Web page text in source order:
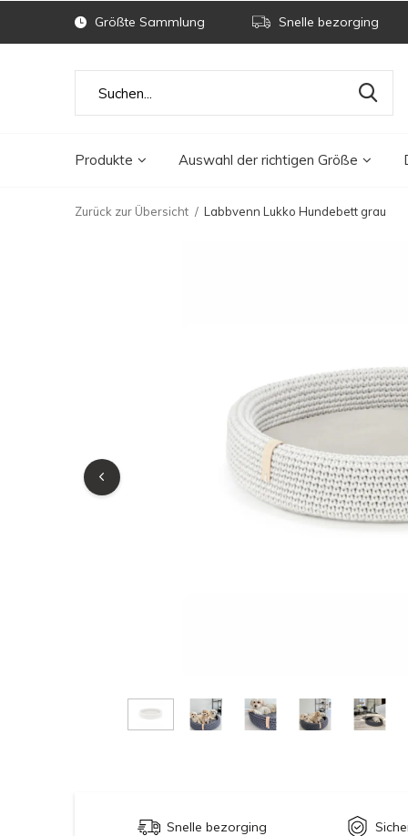
Produkte Auswahl der richtigen Größe
Größte Sammlung Snelle bezorging
Zurück zur Übersicht Labbvenn Lukko Hundebett grau
Snelle bezorging